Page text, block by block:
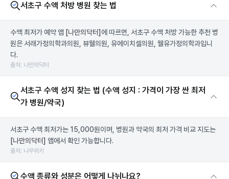
서초구 수액 처방 병원 찾는 법
수액 최저가 예약 앱 [나만의닥터] 에 따르면, 서초구 수액 처방 가능한 추천 병
원은 서래가정의학과의원, 뷰웰의원, 유에이치셀의원, 웰유가정의학과입니
다.
출처: 나만의닥터
서초구 수액 성지 찾는 법 (수액 성지 : 가격이 가장 싼 최저
가 병원/약국)
서초구 수액 최저가는 15,000원이며, 병원과 약국의 최저 가격 비교 지도는
[나만의닥터] 앱에서 확인 가능합니다.
출처: 나무위키
수액 종류와 성분은 어떻게 나뉘나요?